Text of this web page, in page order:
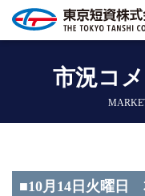
市況コ
■10月14日火曜日